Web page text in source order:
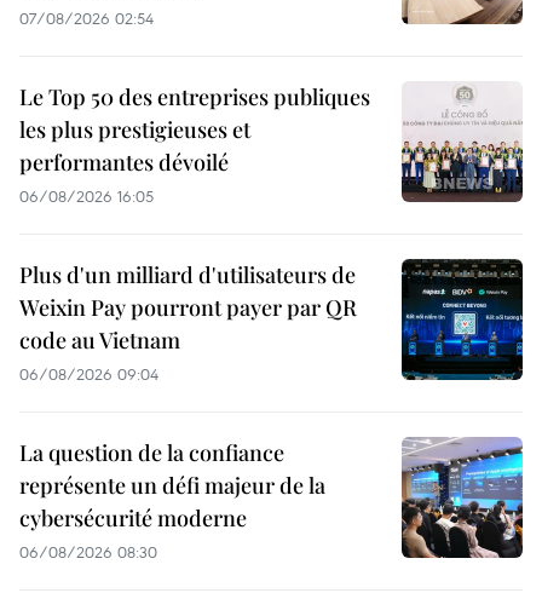
07/08/2026 02:54
Le Top 50 des entreprises publiques
les plus prestigieuses et
performantes dévoilé
06/08/2026 16:05
Plus d'un milliard d'utilisateurs de
Weixin Pay pourront payer par QR
code au Vietnam
06/08/2026 09:04
La question de la confiance
représente un défi majeur de la
cybersécurité moderne
06/08/2026 08:30